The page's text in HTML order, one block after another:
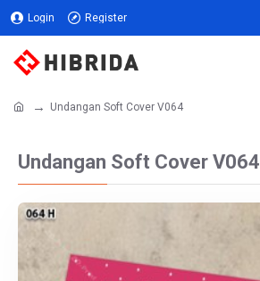
Login Register
Undangan Soft Cover V064
Undangan Soft Cover V064